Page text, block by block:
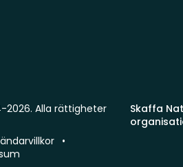
Skaffa
2026. Alla rättigheter